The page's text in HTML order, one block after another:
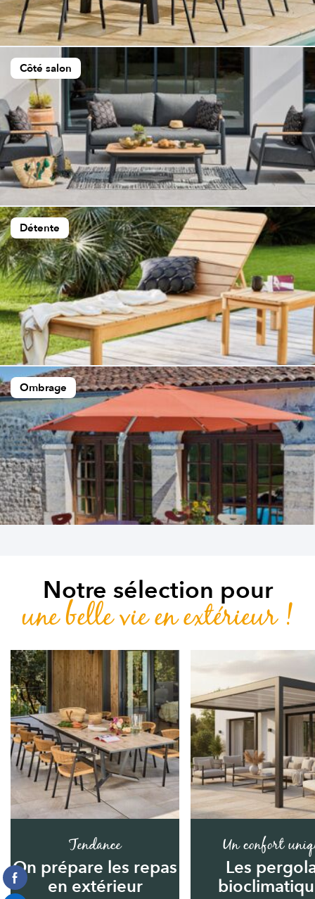
Côté salon
Détente
Ombrage
Notre sélection pour
une belle vie en extérieur !
Tendance
On prépare les repas
en extérieur
Un confort
Les